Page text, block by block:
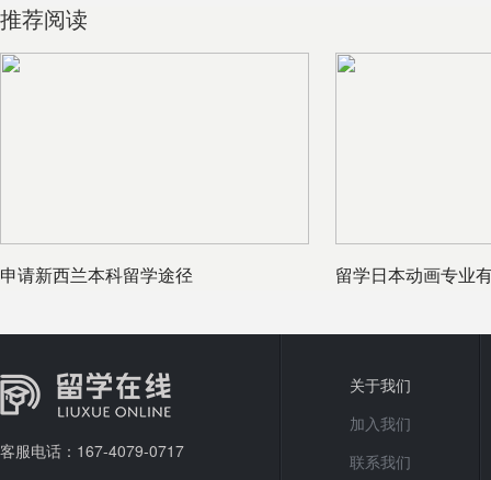
推荐阅读
申请新西兰本科留学途径
留学日本动画专业
客服电话：167-4079-0717
关于我们
加入我们
联系我们